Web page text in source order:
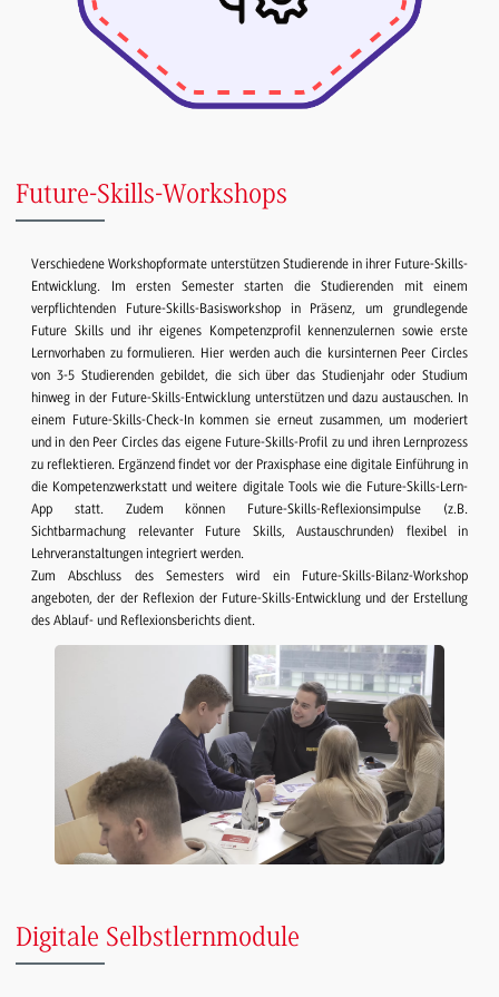
Future-Skills-Workshops
Verschiedene Workshopformate unterstützen Studierende in ihrer Future-Skills-
Entwicklung. Im ersten Semester starten die Studierenden mit einem
verpflichtenden Future-Skills-Basisworkshop in Präsenz, um grundlegende
Future Skills und ihr eigenes Kompetenzprofil kennenzulernen sowie erste
Lernvorhaben zu formulieren. Hier werden auch die kursinternen Peer Circles
von 3-5 Studierenden gebildet, die sich über das Studienjahr oder Studium
hinweg in der Future-Skills-Entwicklung unterstützen und dazu austauschen. In
einem Future-Skills-Check-In kommen sie erneut zusammen, um moderiert
und in den Peer Circles das eigene Future-Skills-Profil zu und ihren Lernprozess
zu reflektieren. Ergänzend findet vor der Praxisphase eine digitale Einführung in
die Kompetenzwerkstatt und weitere digitale Tools wie die Future-Skills-Lern-
App statt. Zudem können Future-Skills-Reflexionsimpulse (z.B.
Sichtbarmachung relevanter Future Skills, Austauschrunden) flexibel in
Lehrveranstaltungen integriert werden.
Zum Abschluss des Semesters wird ein Future-Skills-Bilanz-Workshop
angeboten, der der Reflexion der Future-Skills-Entwicklung und der Erstellung
des Ablauf- und Reflexionsberichts dient.
Digitale Selbstlernmodule